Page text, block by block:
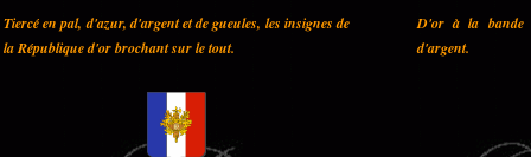
Tiercé en pal, d'azur, d'argent et de gueules, les insignes de
la République d'or brochant sur le tout.
D'or à la bande
d'argent.